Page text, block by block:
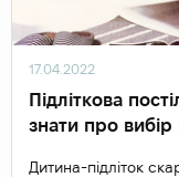
17.04.2022
Підліткова
знати про
Дитина-підліток